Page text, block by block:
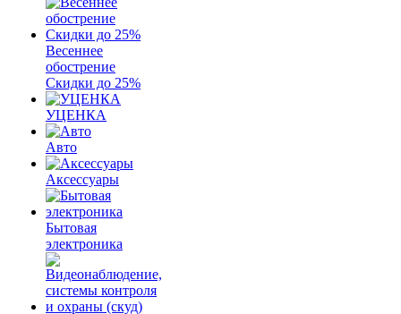
Весеннее
обострение
Скидки до 25%
УЦЕНКА
Авто
Аксессуары
Бытовая
электроника